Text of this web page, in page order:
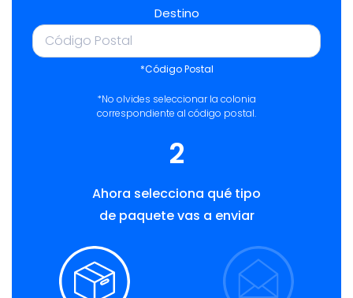
Destino
*Código Postal
*No olvides seleccionar la colonia
correspondiente al código postal.
2
Ahora selecciona qué tipo
de paquete vas a enviar